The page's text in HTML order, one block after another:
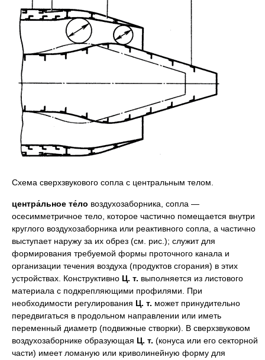
Схема сверхзвукового сопла с центральным телом.
центра́льное те́ло воздухозаборника сопла —
осесимметричное тело, которое частично помещается внутри
круглого воздухозаборника или реактивного сопла, а частично
выступает наружу за их обрез (см. рис.); служит для
формирования требуемой формы проточного канала и
организации течения воздуха (продуктов сгорания) в этих
устройствах. Конструктивно Ц. т. выполняется из листового
материала с подкрепляющими профилями. При
необходимости регулирования Ц. т. может принудительно
передвигаться в продольном направлении или иметь
переменный диаметр (подвижные створки). В сверхзвуковом
воздухозаборнике образующая Ц. т. (конуса или его секторной
части) имеет ломаную или криволинейную форму для